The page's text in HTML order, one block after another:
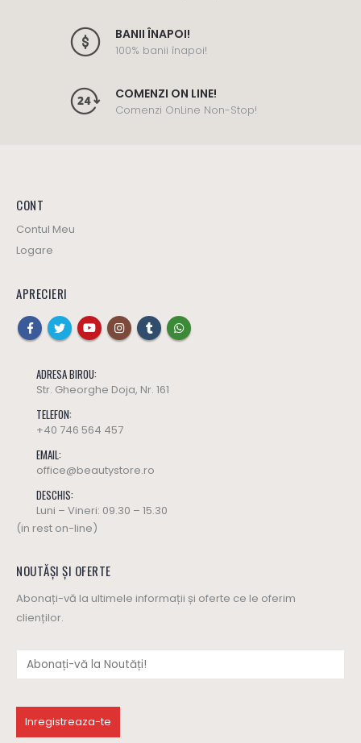
BANII ÎNAPOI!
100% banii înapoi!
COMENZI ON LINE!
Comenzi OnLine Non-Stop!
CONT
Contul Meu
Logare
APRECIERI
ADRESA BIROU:
Str. Gheorghe Doja, Nr. 161
TELEFON:
+40 746 564 457
EMAIL:
office@beautystore.ro
DESCHIS:
Luni – Vineri: 09.30 – 15.30
(in rest on-line)
NOUTĂȘI ȘI OFERTE
Abonați-vă la ultimele informații și oferte ce le oferim
clienților.